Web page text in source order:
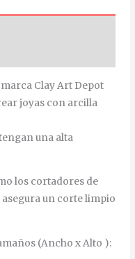
Clay Art Depot
joyas con arcilla
una alta
los cortadores de
asegura un corte limpio
(Ancho x Alto ):